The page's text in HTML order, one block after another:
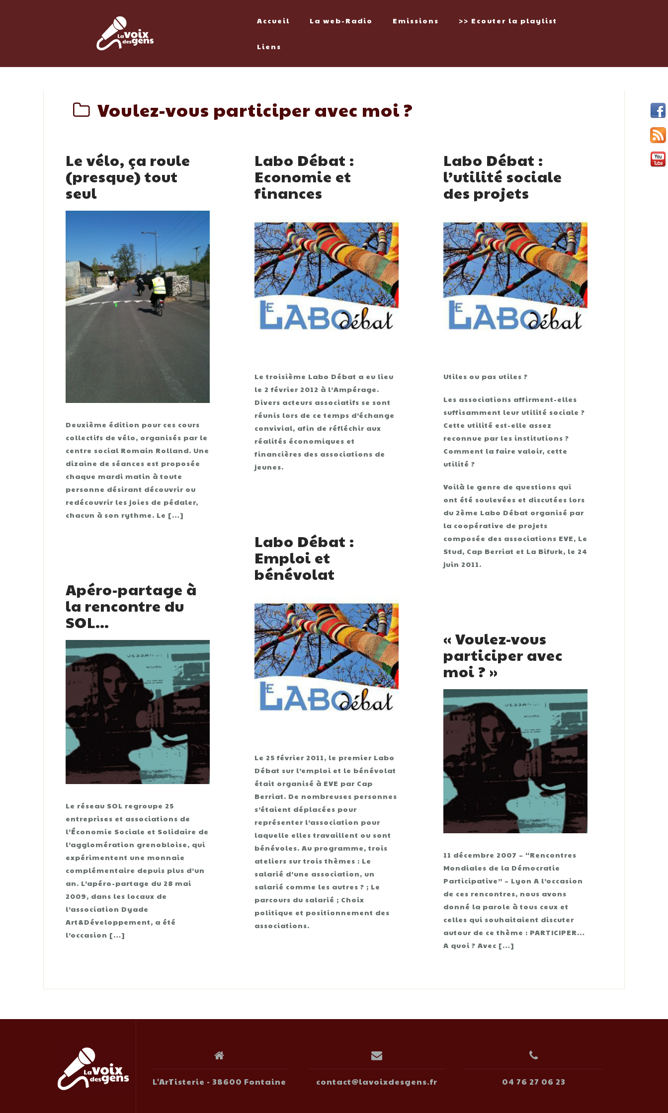
Accueil La web-Radio Emissions >> Ecouter la playlist
Liens
Voulez-vous participer avec moi ?
Le vélo, ça roule
(presque) tout
seul
Deuxième édition pour ces cours
collectifs de vélo, organisés par le
centre social Romain Rolland. Une
dizaine de séances est proposée
chaque mardi matin à toute
personne désirant découvrir ou
redécouvrir les joies de pédaler,
chacun à son rythme. Le […]
Labo Débat :
Economie et
finances
Le troisième Labo Débat a eu lieu
le 2 février 2012 à l’Ampérage.
Divers acteurs associatifs se sont
réunis lors de ce temps d’échange
convivial, afin de réfléchir aux
réalités économiques et
financières des associations de
jeunes.
Labo Débat :
l’utilité sociale
des projets
Utiles ou pas utiles ?
Les associations affirment-elles
suffisamment leur utilité sociale ?
Cette utilité est-elle assez
reconnue par les institutions ?
Comment la faire valoir, cette
utilité ?
Voilà le genre de questions qui
ont été soulevées et discutées lors
du 2ème Labo Débat organisé par
la coopérative de projets
composée des associations EVE, Le
Stud, Cap Berriat et La Bifurk, le 24
juin 2011.
Labo Débat :
Emploi et
bénévolat
Le 25 février 2011, le premier Labo
Débat sur l’emploi et le bénévolat
était organisé à EVE par Cap
Berriat. De nombreuses personnes
s’étaient déplacées pour
représenter l’association pour
laquelle elles travaillent ou sont
bénévoles. Au programme, trois
ateliers sur trois thèmes : Le
salarié d’une association, un
salarié comme les autres ? ; Le
parcours du salarié ; Choix
politique et positionnement des
associations.
Apéro-partage à
la rencontre du
SOL…
Le réseau SOL regroupe 25
entreprises et associations de
l‘Économie Sociale et Solidaire de
l’agglomération grenobloise, qui
expérimentent une monnaie
complémentaire depuis plus d’un
an. L’apéro-partage du 28 mai
2009, dans les locaux de
l’association Dyade
Art&Développement, a été
l’occasion […]
« Voulez-vous
participer avec
moi ? »
11 décembre 2007 – “Rencontres
Mondiales de la Démocratie
Participative” – Lyon A l’occasion
de ces rencontres, nous avons
donné la parole à tous ceux et
celles qui souhaitaient discuter
autour de ce thème : PARTICIPER…
A quoi ? Avec […]
L'ArTisterie - 38600 Fontaine contact@lavoixdesgens.fr 04 76 27 06 23